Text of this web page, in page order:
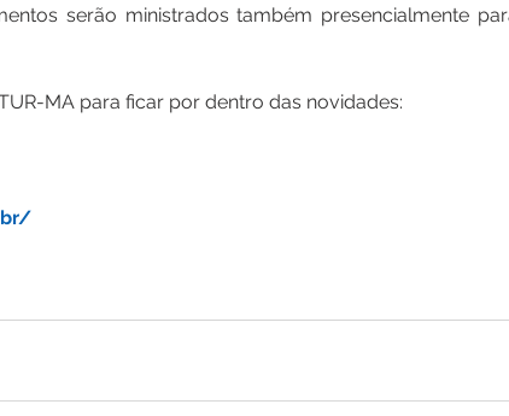
serão ministrados também presencialmente
MA para ficar por dentro das novidades: